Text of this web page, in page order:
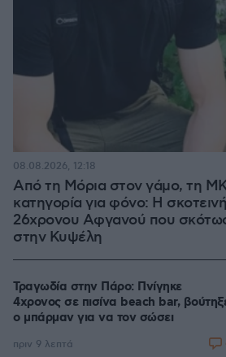
Από τη Μόρια στον γάμο, τη
κατηγορία για φόνο: Η
26χρονου Αφγανού που
στην Κυψέλη
08.08.2026, 12:18
Τραγωδία στην Πάρο: Πνίγηκε
4χρονος σε πισίνα beach bar,
ο μπάρμαν για να τον σώσει
πριν 9 λεπτά